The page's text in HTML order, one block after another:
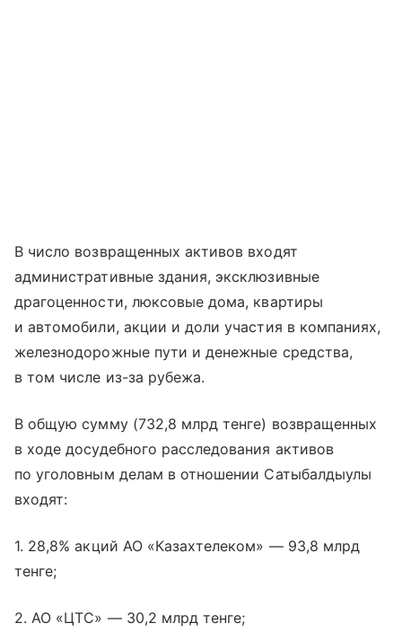
В число возвращенных активов входят
административные здания, эксклюзивные
драгоценности, люксовые дома, квартиры
и автомобили, акции и доли участия в компаниях,
железнодорожные пути и денежные средства,
в том числе из-за рубежа.
В общую сумму (732,8 млрд тенге) возвращенных
в ходе досудебного расследования активов
по уголовным делам в отношении Сатыбалдыулы
входят:
1. 28,8% акций АО «Казахтелеком» — 93,8 млрд
тенге;
2. АО «ЦТС» — 30,2 млрд тенге;